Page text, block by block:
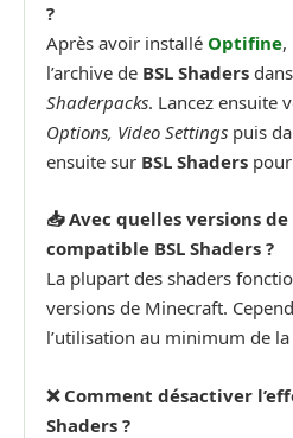
?
Après avoir installé Optifine,
l’archive de BSL Shaders
Shaderpacks. Lancez ensuite
Options, Video Settings puis
ensuite sur BSL Shaders pour
📥 Avec quelles versions
compatible BSL Shaders ?
La plupart des shaders
versions de Minecraft.
l’utilisation au minimum de
❌ Comment désactiver
Shaders ?